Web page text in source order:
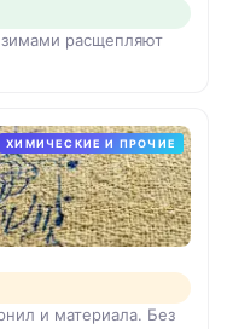
расщепляют
ХИМИЧЕСКИЕ И ПРОЧИЕ
и материала. Без